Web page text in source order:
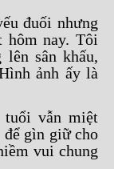
đuối nhưng
hôm nay. Tôi
sân khấu,
ảnh ấy là
vẫn miệt
để gìn giữ cho
vui chung